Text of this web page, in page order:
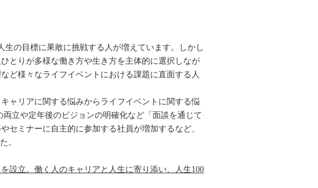
の目標に果敢に挑戦する人が増えています。しかし
とりが多様な働き方や生き方を主体的に選択しなが
ど様々なライフイベントにおける課題に直面する人
ャリアに関する悩みからライフイベントに関する悩
立や定年後のビジョンの明確化など「面談を通じて
セミナーに自主的に参加する社員が増加するなど、
。
設立。働く人のキャリアと人生に寄り添い、人生100